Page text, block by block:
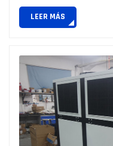
LEER MÁS